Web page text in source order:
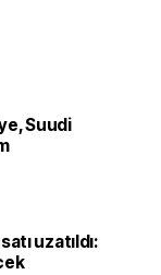
Suudi
uzatıldı: